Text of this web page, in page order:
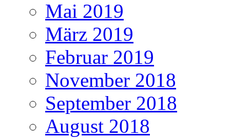
Mai 2019
März 2019
Februar 2019
November 2018
September 2018
August 2018